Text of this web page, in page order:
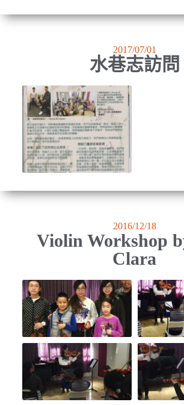
2017/07/01
水巷志訪問
2016/12/18
Violin Workshop
Clara